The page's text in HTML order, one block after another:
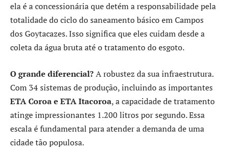
ela é a concessionária que detém a responsabilidade pela
totalidade do ciclo do saneamento básico em Campos
dos Goytacazes. Isso significa que eles cuidam desde a
coleta da água bruta até o tratamento do esgoto.
O grande diferencial?A robustez da sua infraestrutura.
Com 34 sistemas de produção, incluindo as importantes
ETA Coroa e ETA Itacoroa, a capacidade de tratamento
atinge impressionantes 1.200 litros por segundo. Essa
escala é fundamental para atender a demanda de uma
cidade tão populosa.